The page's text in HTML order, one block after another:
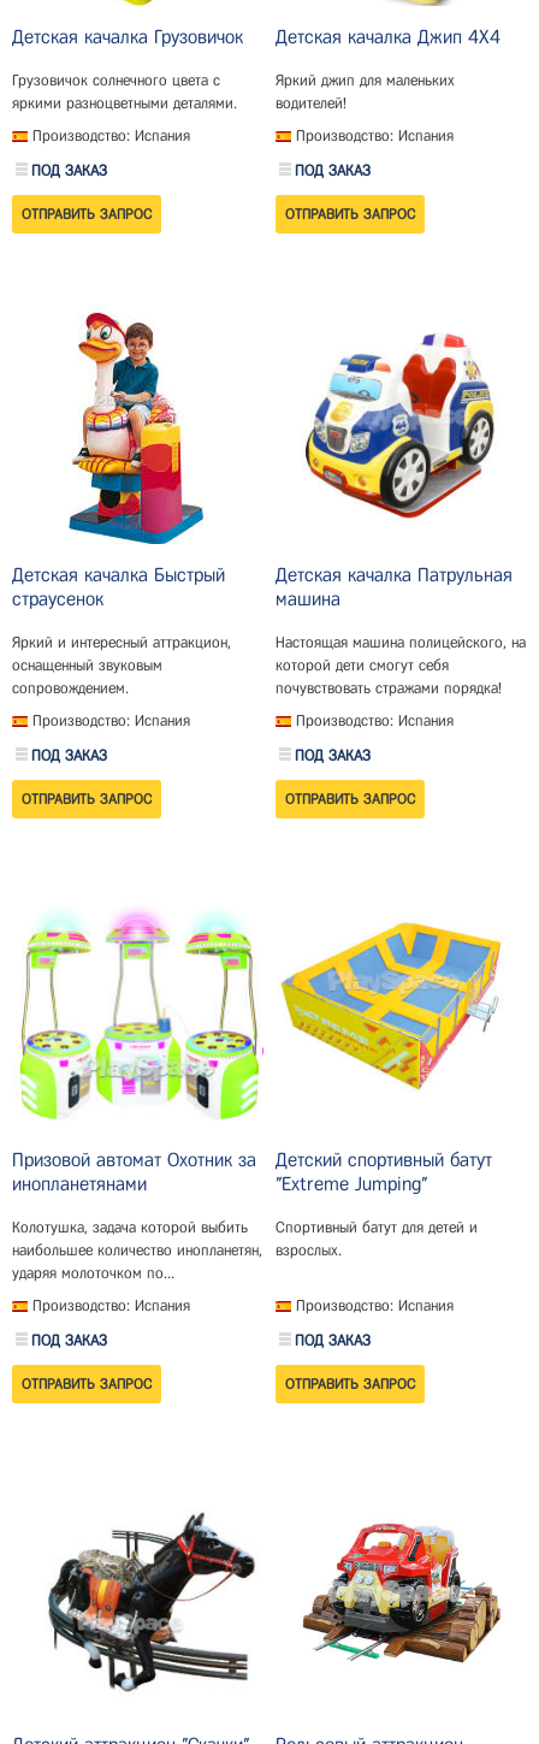
Детская качалка Грузовичок
Грузовичок солнечного цвета с
яркими разноцветными деталями.
Производство: Испания
ПОД ЗАКАЗ
Детская качалка Джип 4X4
Яркий джип для маленьких
водителей!
Производство: Испания
ПОД ЗАКАЗ
Детская качалка Быстрый
страусенок
Яркий и интересный аттракцион,
оснащенный звуковым
сопровождением.
Производство: Испания
ПОД ЗАКАЗ
Детская качалка Патрульная
машина
Настоящая машина полицейского, на
которой дети смогут себя
почувствовать стражами порядка!
Производство: Испания
ПОД ЗАКАЗ
Призовой автомат Охотник за
инопланетянами
Колотушка, задача которой выбить
наибольшее количество инопланетян,
ударяя молоточком по...
Производство: Испания
ПОД ЗАКАЗ
Детский спортивный батут
"Extreme Jumping"
Спортивный батут для детей и
взрослых.
Производство: Испания
ПОД ЗАКАЗ